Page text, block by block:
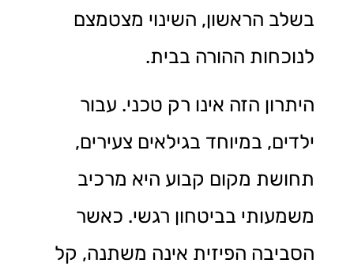
בשלב הראשון, השינוי מצטמצם
לנוכחות ההורה בבית.
היתרון הזה אינו רק טכני. עבור
ילדים, במיוחד בגילאים צעירים,
תחושת מקום קבוע היא מרכיב
משמעותי בביטחון רגשי. כאשר
הסביבה הפיזית אינה משתנה, קל